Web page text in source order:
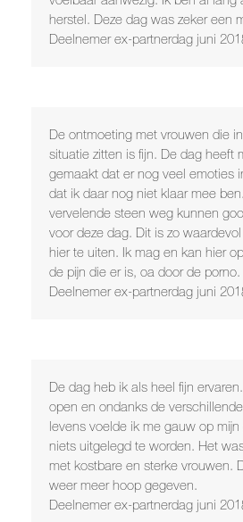
herstel. Deze dag was zeker een
Deelnemer ex-partnerdag juni
De ontmoeting met vrouwen die
situatie zitten is fijn. De dag heeft
gemaakt dat er nog veel emoties
dat ik daar nog niet klaar mee
vervelende steen weg kunnen
voor deze dag. Dit is zo
hier te uiten. Ik mag en kan hier
de pijn die er is, oa door de porno.
Deelnemer ex-partnerdag juni
De dag heb ik als heel fijn
open en ondanks de
levens voelde ik me gauw op
niets uitgelegd te worden. Het
met kostbare en sterke vrouwen.
weer meer hoop gegeven.
Deelnemer ex-partnerdag juni